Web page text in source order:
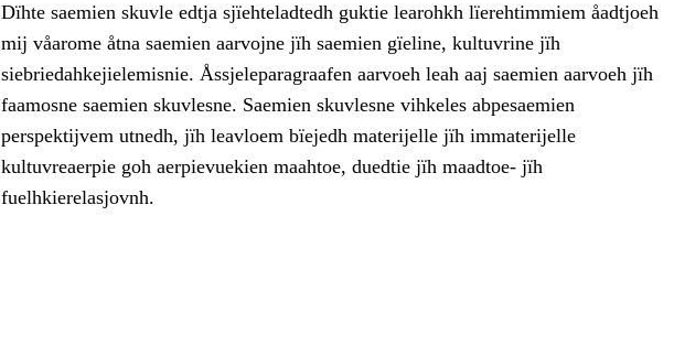
Dïhte saemien skuvle edtja sjïehteladtedh guktie learohkh lïerehtimmiem åadtjoeh
mij våarome åtna saemien aarvojne jïh saemien gïeline, kultuvrine jïh
siebriedahkejielemisnie. Åssjeleparagraafen aarvoeh leah aaj saemien aarvoeh jïh
faamosne saemien skuvlesne. Saemien skuvlesne vihkeles abpesaemien
perspektijvem utnedh, jïh leavloem bïejedh materijelle jïh immaterijelle
kultuvreaerpie goh aerpievuekien maahtoe, duedtie jïh maadtoe- jïh
fuelhkierelasjovnh.